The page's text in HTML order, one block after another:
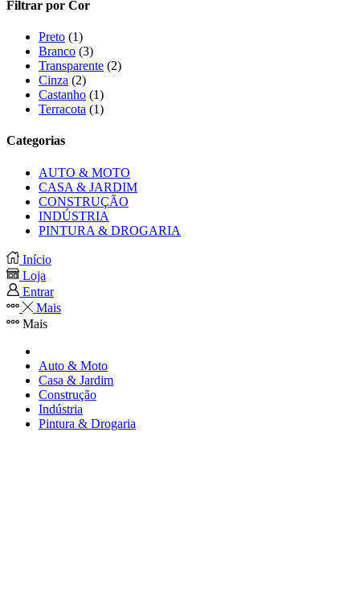
Filtrar por Cor
Preto (1)
Branco (3)
Transparente (2)
Cinza (2)
Castanho (1)
Terracota (1)
Categorias
AUTO & MOTO
CASA & JARDIM
CONSTRUÇÃO
INDÚSTRIA
PINTURA & DROGARIA
Início
Loja
Entrar
Mais
Mais
Auto & Moto
Casa & Jardim
Construção
Indústria
Pintura & Drogaria